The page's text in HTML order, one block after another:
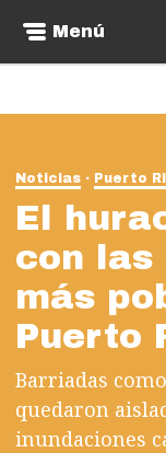
Menú
Noticias Puerto
El
con las
más
Puerto
Barriadas
quedaron
inundaciones